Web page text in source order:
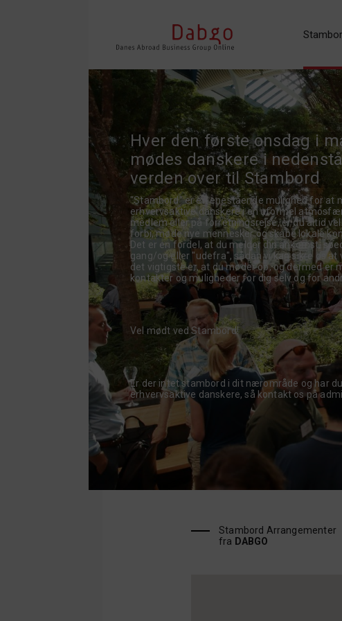
Hver den første onsdag i
mødes danskere i
verden over til Stambord
"Stambord" er en enestående mulighed for at
erhvervsaktive danskere i en uformel
medlem eller på forretningsrejse, er du altid
forbi, møde nye mennesker og skabe lokale
Det er en fordel, at du melder din ankomst,
gang/og eller "udefra", sådan vi kan sikre os at
det vigtigste er, at du møder op, og dermed er
kontakter og muligheder for dig selv og for
Vel mødt ved Stambord!
Er der intet stambord i dit nærområde og har
erhvervsaktive danskere, så kontakt os på
Stambord Arrangementer
fra DABGO